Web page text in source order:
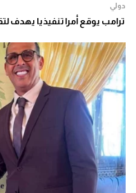
دولي
ترامب يوقع أمرا تنفيذيا يهدف